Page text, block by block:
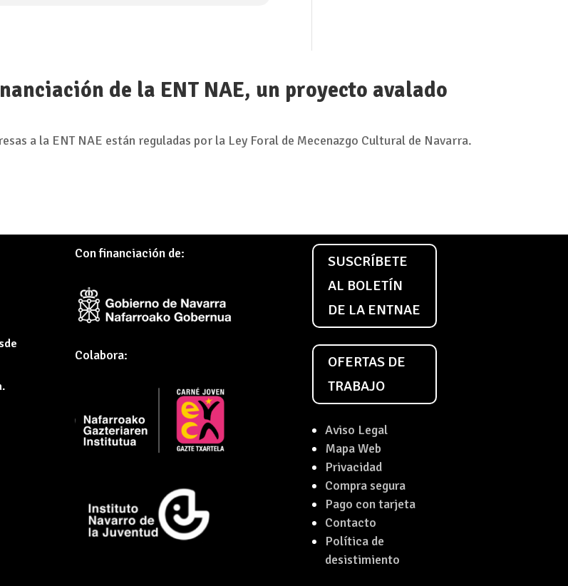
de la ENT NAE, un proyecto avalado
a la ENT NAE están reguladas por la Ley Foral de Mecenazgo Cultural de Navarra.
Con financiación de:
Colabora:
SUSCRÍBETE
AL BOLETÍN
DE LA ENTNAE
OFERTAS DE
TRABAJO
Aviso Legal
Mapa Web
Privacidad
Compra segura
Pago con tarjeta
Contacto
Política de
desistimiento